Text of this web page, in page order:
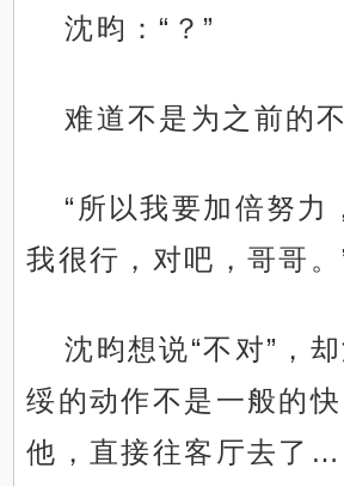
沈昀：“？”
难道不是为之前的
“所以我要加倍努力
我很行，对吧，哥哥。
沈昀想说“不对”，
绥的动作不是一般的
他，直接往客厅去了